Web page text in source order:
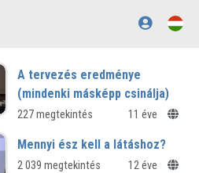
A tervezés eredménye
(mindenki másképp csinálja)
227 megtekintés 11 éve
Mennyi ész kell a látáshoz?
2 039 megtekintés 12 éve